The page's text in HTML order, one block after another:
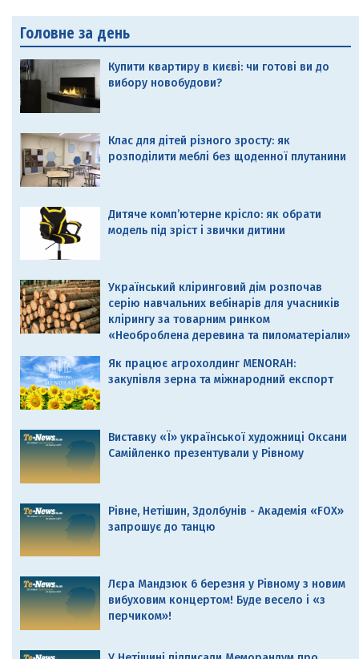
Головне за день
Купити квартиру в києві: чи готові ви до
вибору новобудови?
Клас для дітей різного зросту: як
розподілити меблі без щоденної плутанини
Дитяче комп’ютерне крісло: як обрати
модель під зріст і звички дитини
Український кліринговий дім розпочав
серію навчальних вебінарів для учасників
клірингу за товарним ринком
«Необроблена деревина та пиломатеріали»
Як працює агрохолдинг MENORAH:
закупівля зерна та міжнародний експорт
Виставку «Ї» української художниці Оксани
Самійленко презентували у Рівному
Рівне, Нетішин, Здолбунів - Академія «FOX»
запрошує до танцю
Лєра Мандзюк 6 березня у Рівному з новим
вибуховим концертом! Буде весело і «з
перчиком»!